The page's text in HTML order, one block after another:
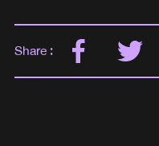
Share :